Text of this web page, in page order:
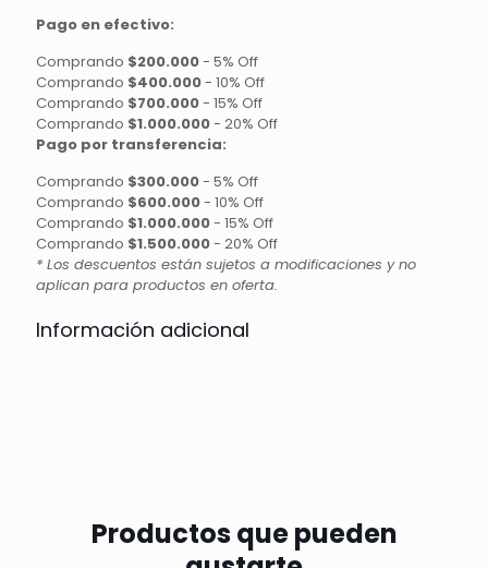
Pago en efectivo:
Comprando $200.000- 5% Off
Comprando $400.000- 10% Off
Comprando $700.000- 15% Off
Comprando $1.000.000- 20% Off
Pago por transferencia:
Comprando $300.000- 5% Off
Comprando $600.000- 10% Off
Comprando $1.000.000- 15% Off
Comprando $1.500.000- 20% Off
* Los descuentos están sujetos a modificaciones y no
aplican para productos en oferta.
Información adicional
Productos que pueden